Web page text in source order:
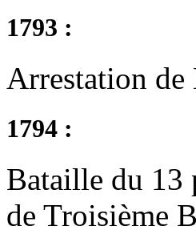
1793 :
Arrestation de
1794 :
Bataille du 13
de Troisième